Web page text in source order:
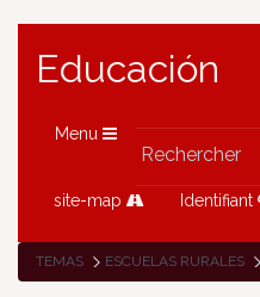
Educación
Menu
site-map Identifiant
TEMAS ESCUELAS RURALES